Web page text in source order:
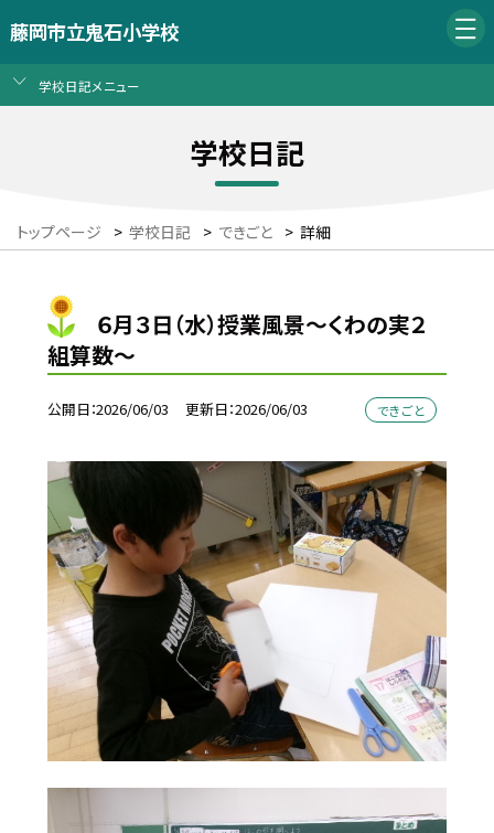
藤岡市立鬼石小学校
学校日記メニュー
学校日記
トップページ > 学校日記 > できごと > 詳細
６月３日（水）授業風景～くわの実２
組算数～
公開日 2026/06/03 更新日 2026/06/03 できごと